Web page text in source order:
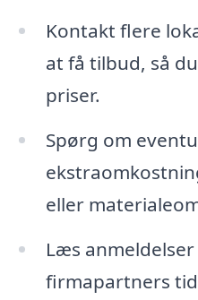
Kontakt flere
at få tilbud, så
priser.
Spørg om
eller
Læs
firmapartners